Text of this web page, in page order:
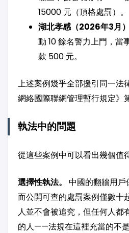
15000 元（頂格處罰）。
湖北孝感（2026年3月）
動 10 餘名警力上門，當
款 500 元。
上述案例幾乎全部援引同一法
網絡國際聯網管理暫行規定》
執法中的問題
從這些案例中可以看出幾個值
選擇性執法。 中國的翻牆用
而公開可查的處罰案例僅數十
人並不會被追究，但任何人都
的人——法規在這裡充當的不